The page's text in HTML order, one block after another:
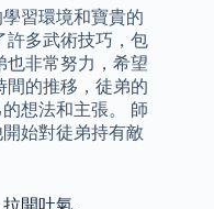
習環境和寶貴的
許多武術技巧，包
也非常努力，希望
間的推移，徒弟的
想法和主張。 師
始對徒弟持有敵